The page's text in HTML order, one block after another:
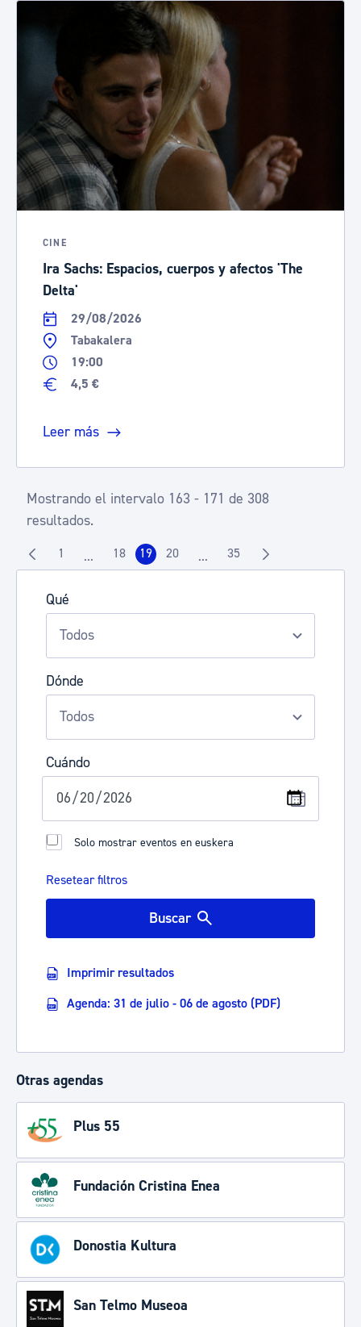
Qué
Dónde
Cuándo
Solo mostrar eventos en euskera
Resetear filtros
Buscar
Imprimir resultados
Agenda: 31 de julio - 06 de agosto (PDF)
Otras agendas
Plus 55
Fundación Cristina Enea
Donostia Kultura
San Telmo Museoa
CINE
Ira Sachs: Espacios, cuerpos y afectos 'The
Delta'
29/08/2026
Tabakalera
19:00
4,5 €
Leer más
Mostrando el intervalo 163 - 171 de 308
resultados.
Página
1 ...Páginas intermedias Use TAB para desplazarse.
Página
18 Página
19 Página
20 ...Páginas intermedias Use
Página
35